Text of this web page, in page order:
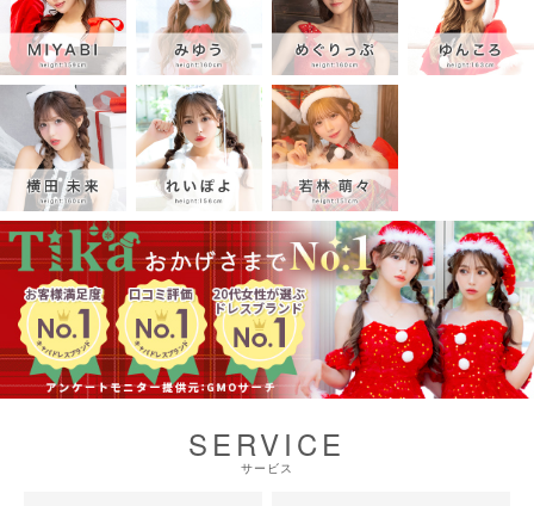
SERVICE
サービス